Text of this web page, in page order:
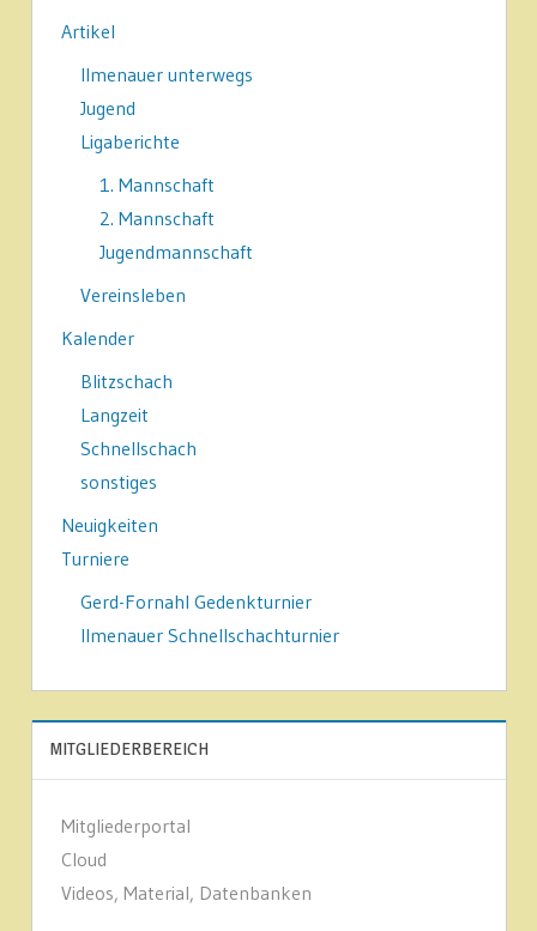
Artikel
Ilmenauer unterwegs
Jugend
Ligaberichte
1. Mannschaft
2. Mannschaft
Jugendmannschaft
Vereinsleben
Kalender
Blitzschach
Langzeit
Schnellschach
sonstiges
Neuigkeiten
Turniere
Gerd-Fornahl Gedenkturnier
Ilmenauer Schnellschachturnier
MITGLIEDERBEREICH
Mitgliederportal
Cloud
Videos, Material, Datenbanken